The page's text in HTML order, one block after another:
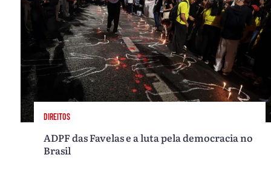
DIREITOS
ADPF das Favelas e a luta pela democracia no
Brasil